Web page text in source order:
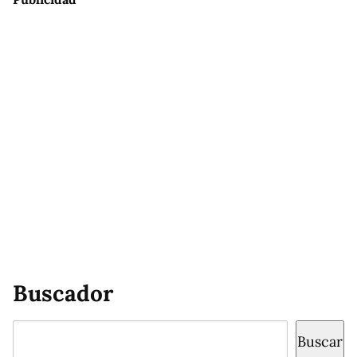
Buscador
Buscar